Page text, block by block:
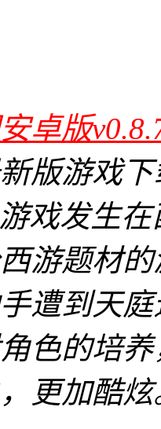
卓版
版游戏
戏发生
游题材
遭到天
色的培
更加酷炫